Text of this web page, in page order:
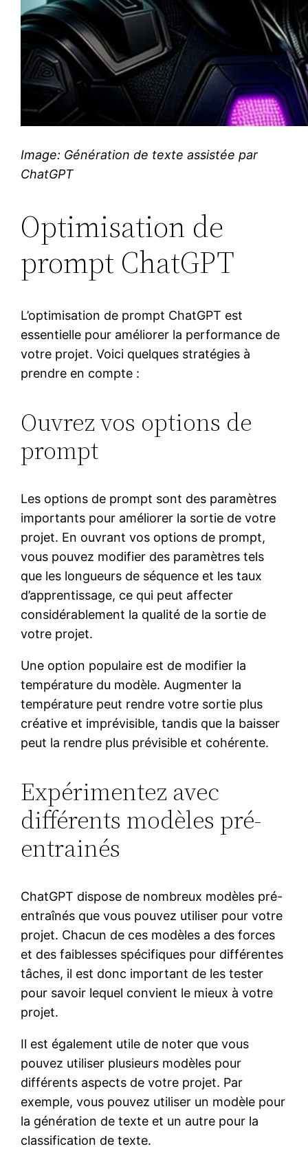
Image: Génération de texte assistée par
ChatGPT
Optimisation de
prompt ChatGPT
L’optimisation de prompt ChatGPT est
essentielle pour améliorer la performance de
votre projet. Voici quelques stratégies à
prendre en compte :
Ouvrez vos options de
prompt
Les options de prompt sont des paramètres
importants pour améliorer la sortie de votre
projet. En ouvrant vos options de prompt,
vous pouvez modifier des paramètres tels
que les longueurs de séquence et les taux
d’apprentissage, ce qui peut affecter
considérablement la qualité de la sortie de
votre projet.
Une option populaire est de modifier la
température du modèle. Augmenter la
température peut rendre votre sortie plus
créative et imprévisible, tandis que la baisser
peut la rendre plus prévisible et cohérente.
Expérimentez avec
différents modèles pré-
entrainés
ChatGPT dispose de nombreux modèles pré-
entraînés que vous pouvez utiliser pour votre
projet. Chacun de ces modèles a des forces
et des faiblesses spécifiques pour différentes
tâches, il est donc important de les tester
pour savoir lequel convient le mieux à votre
projet.
Il est également utile de noter que vous
pouvez utiliser plusieurs modèles pour
différents aspects de votre projet. Par
exemple, vous pouvez utiliser un modèle pour
la génération de texte et un autre pour la
classification de texte.